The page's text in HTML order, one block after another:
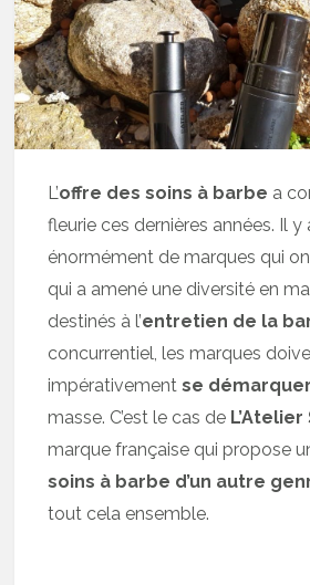
L’offre des soins à barbe a
fleurie ces dernières années. Il y
énormément de marques qui
qui a amené une diversité en
destinés à l’entretien de la
concurrentiel, les marques
impérativementse démarquer
masse. C’est le cas de
marque française qui propose
soins à barbe d’un autre
tout cela ensemble.